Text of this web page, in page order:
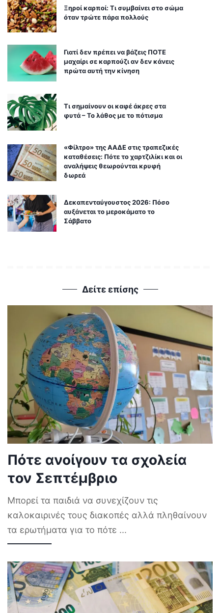
Ξηροί καρποί: Τι συμβαίνει στο σώμα
όταν τρώτε πάρα πολλούς
Γιατί δεν πρέπει να βάζεις ΠΟΤΕ
μαχαίρι σε καρπούζι αν δεν κάνεις
πρώτα αυτή την κίνηση
Τι σημαίνουν οι καφέ άκρες στα
φυτά – Το λάθος με το πότισμα
«Φίλτρο» της ΑΑΔΕ στις τραπεζικές
καταθέσεις: Πότε το χαρτζιλίκι και οι
αναλήψεις θεωρούνται κρυφή
δωρεά
Δεκαπενταύγουστος 2026: Πόσο
αυξάνεται το μεροκάματο το
Σάββατο
Δείτε επίσης
Πότε ανοίγουν τα σχολεία
τον Σεπτέμβριο
Μπορεί τα παιδιά να συνεχίζουν τις
καλοκαιρινές τους διακοπές αλλά πληθαίνουν
τα ερωτήματα για το πότε ...